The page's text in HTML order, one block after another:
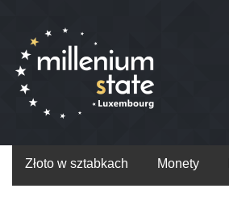
Złoto w sztabkach Monety